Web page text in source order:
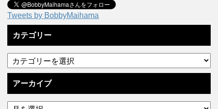
Tweets by BobbyMaihama
カテゴリー
アーカイブ